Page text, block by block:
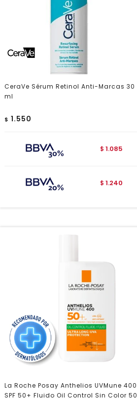
CeraVe Sérum Retinol Anti-Marcas 30
ml
$ 1.550
$ 1.085
$ 1.240
La Roche Posay Anthelios UVMune 400
SPF 50+ Fluido Oil Control Sin Color 50